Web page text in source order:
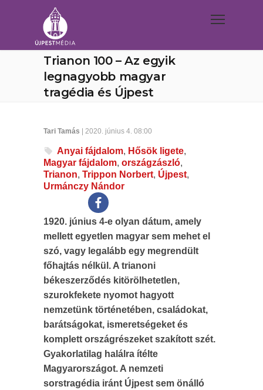
Trianon 100 – Az egyik
legnagyobb magyar
tragédia és Újpest
Tari Tamás | 2020. június 4. 08:00
Anyai fájdalom, Hősök ligete,
Magyar fájdalom, országzászló,
Trianon, Trippon Norbert, Újpest,
Urmánczy Nándor
1920. június 4-e olyan dátum, amely
mellett egyetlen magyar sem mehet el
szó, vagy legalább egy megrendült
főhajtás nélkül. A trianoni
békeszerződés kitörölhetetlen,
szurokfekete nyomot hagyott
nemzetünk történetében, családokat,
barátságokat, ismeretségeket és
komplett országrészeket szakított szét.
Gyakorlatilag halálra ítélte
Magyarországot. A nemzeti
sorstragédia iránt Újpest sem önálló